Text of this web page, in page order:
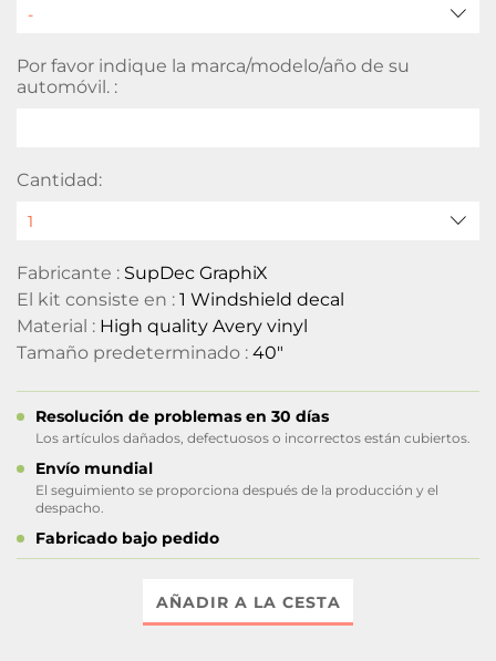
Por favor indique la marca/modelo/año de su
automóvil. :
Cantidad:
Fabricante : SupDec GraphiX
El kit consiste en : 1 Windshield decal
Material : High quality Avery vinyl
Tamaño predeterminado : 40"
Resolución de problemas en 30 días
Los artículos dañados, defectuosos o incorrectos están cubiertos.
Envío mundial
El seguimiento se proporciona después de la producción y el
despacho.
Fabricado bajo pedido
AÑADIR A LA CESTA